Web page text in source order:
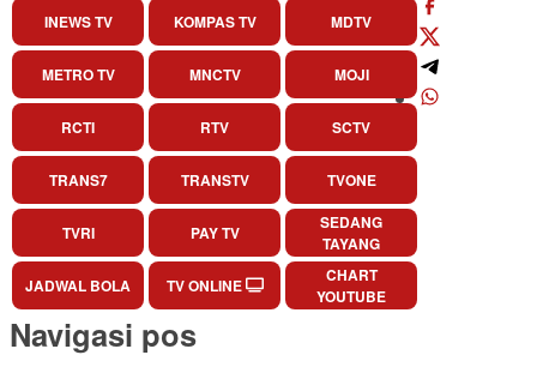
INEWS TV KOMPAS TV MDTV
METRO TV MNCTV MOJI
RCTI RTV SCTV
TRANS7 TRANSTV TVONE
TVRI PAY TV
SEDANG
TAYANG
JADWAL BOLA
TV ONLINE
CHART
YOUTUBE
Navigasi pos